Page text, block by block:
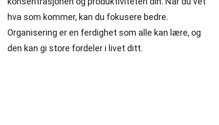
hva som kommer, kan du fokusere bedre.
Organisering er en ferdighet som alle kan lære, og
den kan gi store fordeler i livet ditt.